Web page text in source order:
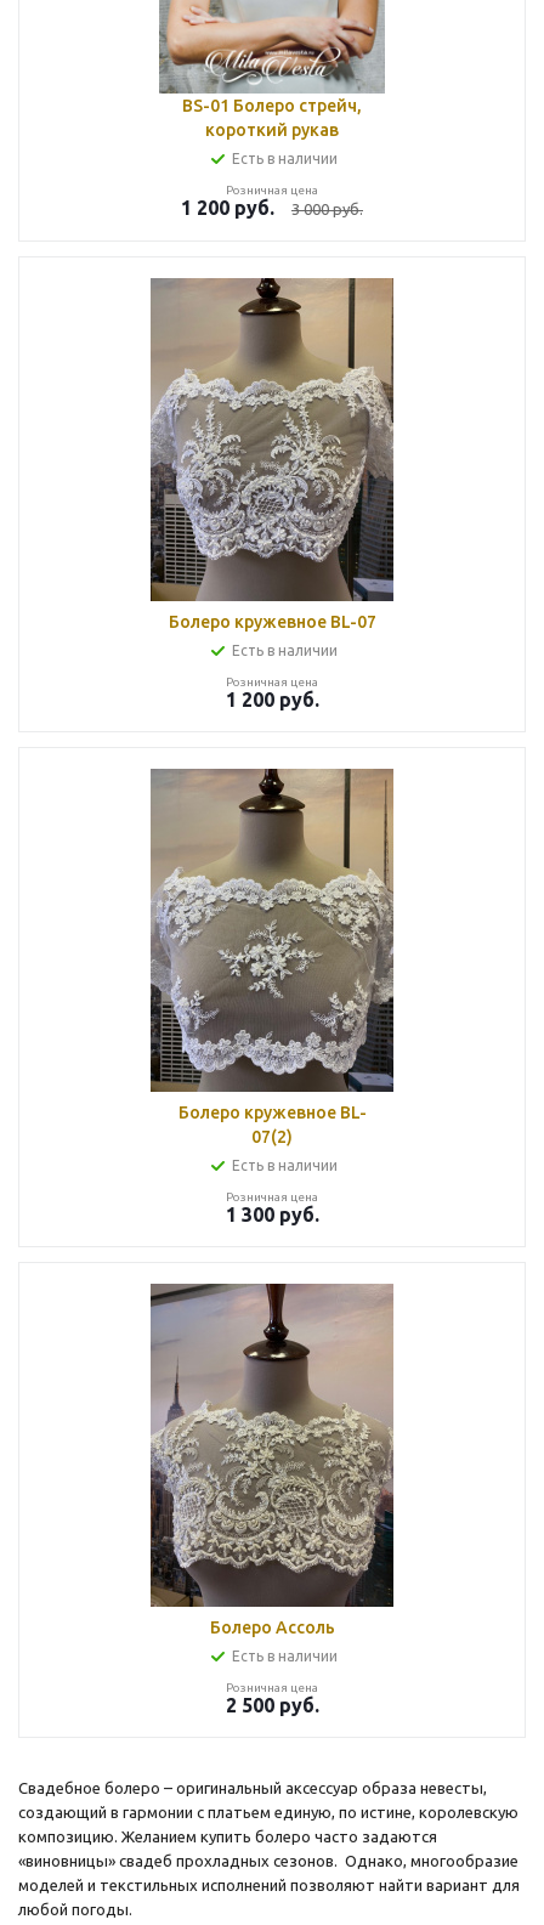
BS-01 Болеро стрейч,
короткий рукав
Есть в наличии
Розничная цена
1 200 руб. 3 000руб.
Болеро кружевное BL-07
Есть в наличии
Розничная цена
1 200руб.
Болеро кружевное BL-
07(2)
Есть в наличии
Розничная цена
1 300руб.
Болеро Ассоль
Есть в наличии
Розничная цена
2 500руб.
Свадебное болеро – оригинальный аксессуар образа невесты,
создающий в гармонии с платьем единую, по истине, королевскую
композицию. Желанием купить болеро часто задаются
«виновницы» свадеб прохладных сезонов. Однако, многообразие
моделей и текстильных исполнений позволяют найти вариант для
любой погоды.